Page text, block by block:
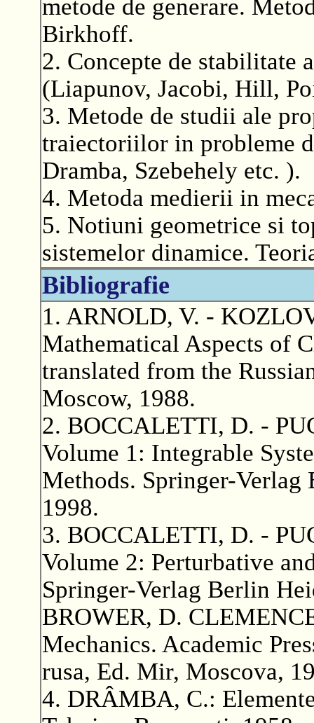
metode de generare.
Birkhoff.
2. Concepte de stabilitate
(Liapunov, Jacobi, Hill,
3. Metode de studii ale
traiectoriilor in probleme
Dramba, Szebehely etc. ).
4. Metoda medierii in
5. Notiuni geometrice si
sistemelor dinamice.
Bibliografie
1. ARNOLD, V. -
Mathematical Aspects of
translated from the
Moscow, 1988.
2. BOCCALETTI, D. -
Volume 1: Integrable
Methods. Springer-
1998.
3. BOCCALETTI, D. -
Volume 2: Perturbative
Springer-Verlag Berlin
BROWER, D.
Mechanics. Academic
rusa, Ed. Mir, Moscova,
4. DRÂMBA, C.: